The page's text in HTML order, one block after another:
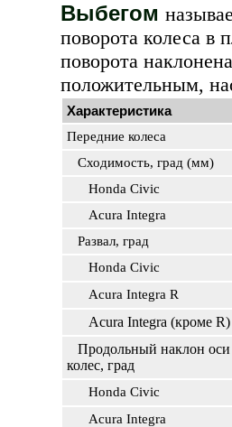
Выбегом
поворота колеса в
поворота
положительным,
Характеристика
Передние колеса
Сходимость, град (мм)
Honda Civic
Acura Integra
Развал, град
Honda Civic
Acura Integra R
Acura Integra (кроме R)
Продольный наклон оси
колес, град
Honda Civic
Acura Integra